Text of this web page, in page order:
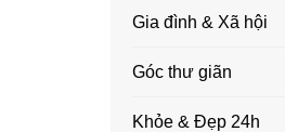
Gia đình & Xã hội
Góc thư giãn
Khỏe & Đẹp 24h